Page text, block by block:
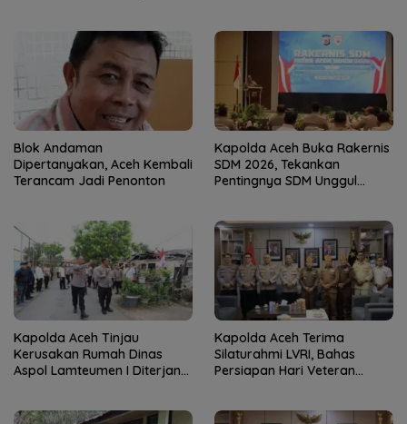
Blok Andaman
Dipertanyakan, Aceh Kembali
Terancam Jadi Penonton
Kapolda Aceh Buka Rakernis
SDM 2026, Tekankan
Pentingnya SDM Unggul
Kapolda Aceh Tinjau
Kerusakan Rumah Dinas
Aspol Lamteumen I Diterjang
Kapolda Aceh Terima
Silaturahmi LVRI, Bahas
Persiapan Hari Veteran